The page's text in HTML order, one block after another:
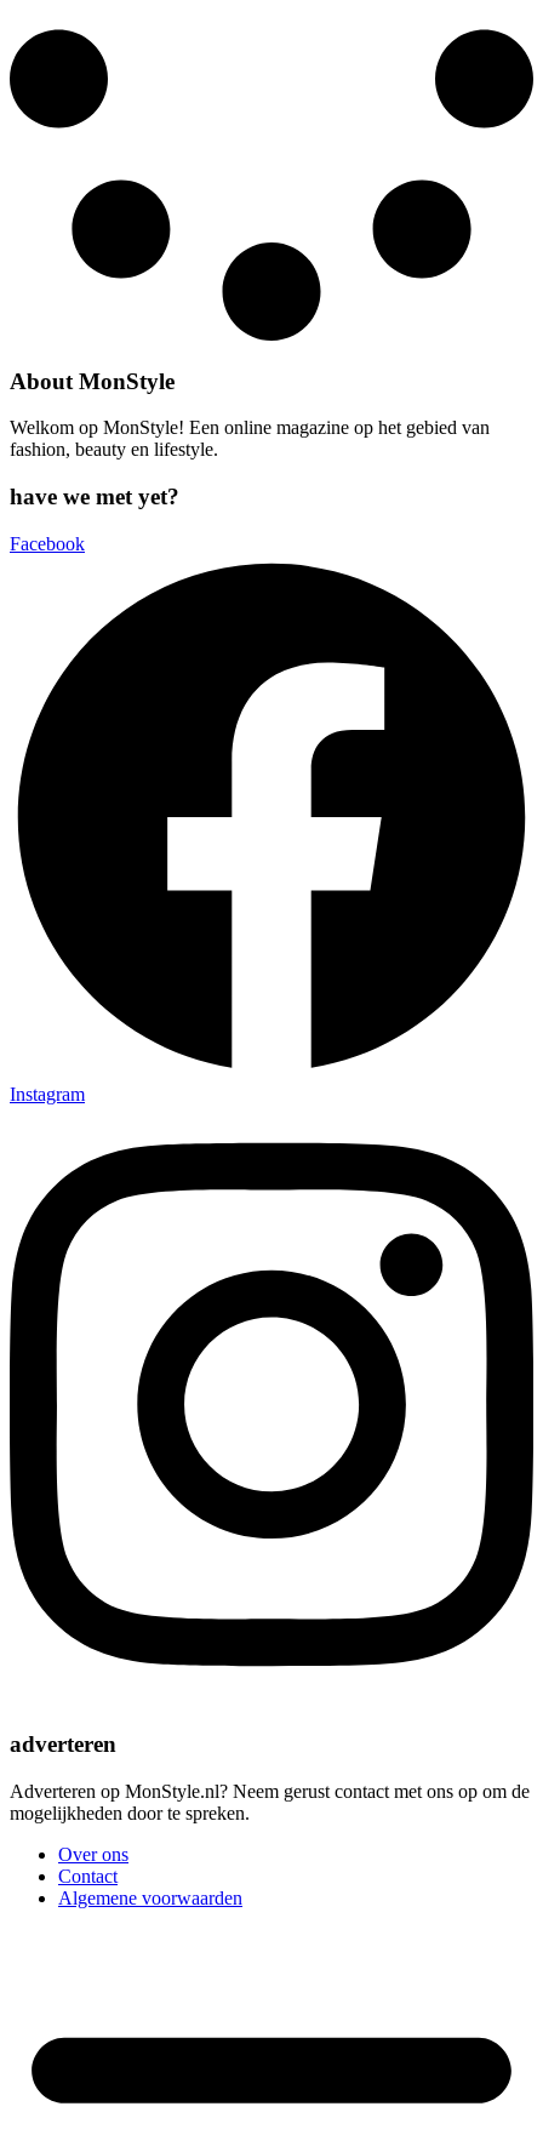
About MonStyle
Welkom op MonStyle! Een online magazine op het gebied van
fashion, beauty en lifestyle.
have we met yet?
Facebook
Instagram
adverteren
Adverteren op MonStyle.nl? Neem gerust contact met ons op om de
mogelijkheden door te spreken.
Over ons
Contact
Algemene voorwaarden